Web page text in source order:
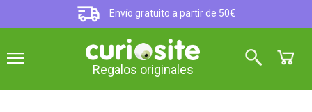
Envío gratuito a partir de 50€
Regalos originales